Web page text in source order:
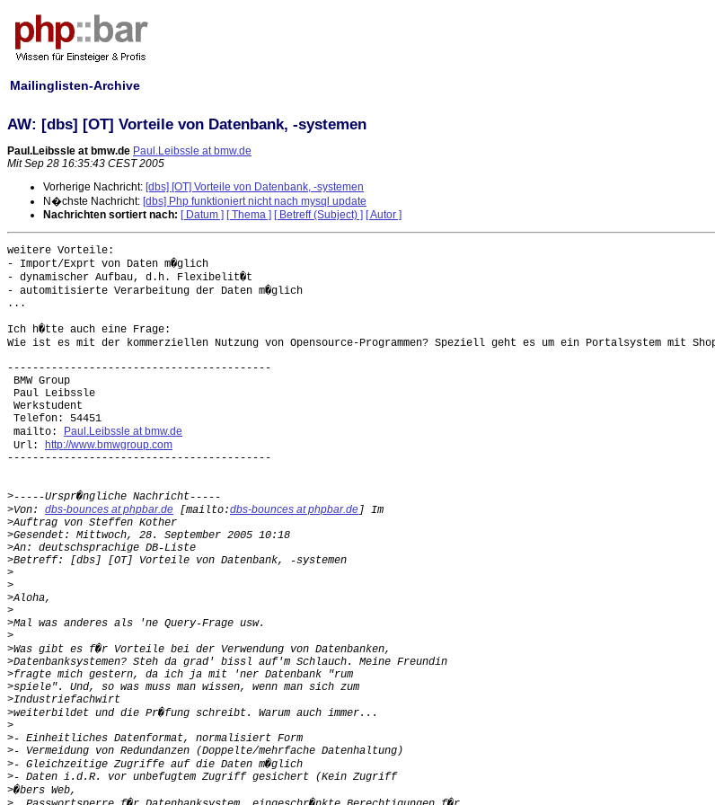
Mailinglisten-Archive
AW: [dbs] [OT] Vorteile von Datenbank, -systemen
Paul.Leibssle at bmw.de Paul.Leibssle at bmw.de
Mit Sep 28 16:35:43 CEST 2005
Vorherige Nachricht: [dbs] [OT] Vorteile von Datenbank, -systemen
N�chste Nachricht: [dbs] Php funktioniert nicht nach mysql update
Nachrichten sortiert nach: [ Datum ] [ Thema ] [ Betreff (Subject) ] [ Autor ]
weitere Vorteile:
- Import/Exprt von Daten m�glich
- dynamischer Aufbau, d.h. Flexibelit�t
- automitisierte Verarbeitung der Daten m�glich
...
Ich h�tte auch eine Frage:
Wie ist es mit der kommerziellen Nutzung von Opensource-Programmen? Speziell geht es um ein Portalsystem mit
------------------------------------------
BMW Group
Paul Leibssle
Werkstudent
Telefon: 54451
mailto: Paul.Leibssle at bmw.de
Url: http://www.bmwgroup.com
------------------------------------------
>
>Von: dbs-bounces at phpbar.de [mailto:dbs-bounces at phpbar.de
>
>
>
>
>
>
>
>
>
>
>
>
>
>
>
>
>
>
>
>
>
>